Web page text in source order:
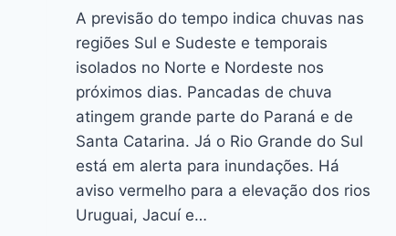
A previsão do tempo indica chuvas nas
regiões Sul e Sudeste e temporais
isolados no Norte e Nordeste nos
próximos dias. Pancadas de chuva
atingem grande parte do Paraná e de
Santa Catarina. Já o Rio Grande do Sul
está em alerta para inundações. Há
aviso vermelho para a elevação dos rios
Uruguai, Jacuí e…